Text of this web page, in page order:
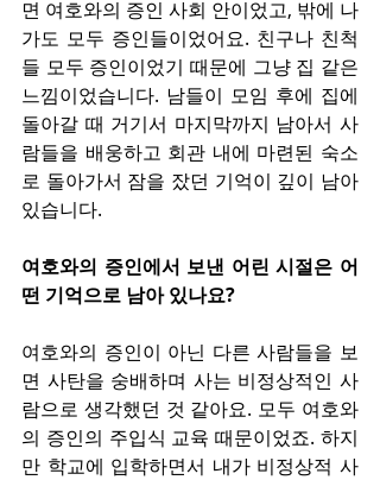
면 여호와의 증인 사회 안이었고, 밖에 나
가도 모두 증인들이었어요. 친구나 친척
들 모두 증인이었기 때문에 그냥 집 같은
느낌이었습니다. 남들이 모임 후에 집에
돌아갈 때 거기서 마지막까지 남아서 사
람들을 배웅하고 회관 내에 마련된 숙소
로 돌아가서 잠을 잤던 기억이 깊이 남아
있습니다.
여호와의 증인에서 보낸 어린 시절은 어
떤 기억으로 남아 있나요?
여호와의 증인이 아닌 다른 사람들을 보
면 사탄을 숭배하며 사는 비정상적인 사
람으로 생각했던 것 같아요. 모두 여호와
의 증인의 주입식 교육 때문이었죠. 하지
만 학교에 입학하면서 내가 비정상적 사